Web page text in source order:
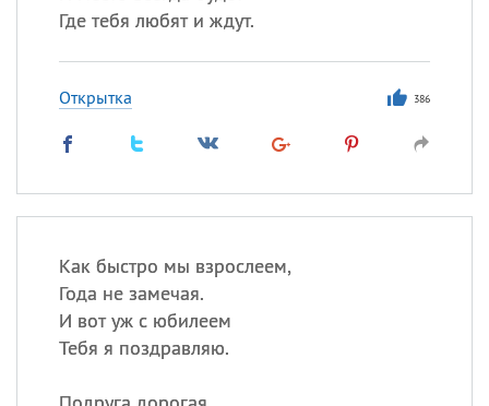
Где тебя любят и ждут.
Открытка 386
Как быстро мы взрослеем,
Года не замечая.
И вот уж с юбилеем
Тебя я поздравляю.